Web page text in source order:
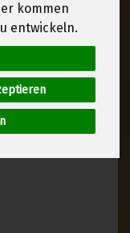
kommen
entwickeln.